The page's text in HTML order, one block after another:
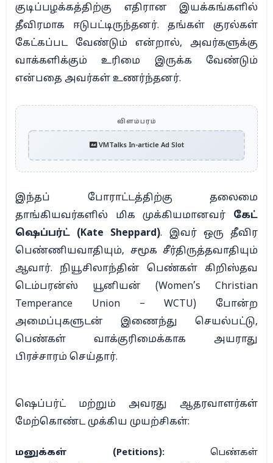
குடிப்பழக்கத்திற்கு எதிரான இயக்கங்களில்
தீவிரமாக ஈடுபட்டிருந்தனர். தங்கள் குரல்கள்
கேட்கப்பட வேண்டும் என்றால், அவர்களுக்கு
வாக்களிக்கும் உரிமை இருக்க வேண்டும்
என்பதை அவர்கள் உணர்ந்தனர்.
விளம்பரம்
VMTalks In-article Ad Slot
இந்தப் போராட்டத்திற்கு தலைமை
தாங்கியவர்களில் மிக முக்கியமானவர் கேட்
ஷெப்பர்ட் (Kate Sheppard). இவர் ஒரு தீவிர
பெண்ணியவாதியும், சமூக சீர்திருத்தவாதியும்
ஆவார். நியூசிலாந்தின் பெண்கள் கிறிஸ்தவ
டெம்பரன்ஸ் யூனியன் (Women’s Christian
Temperance Union – WCTU) போன்ற
அமைப்புகளுடன் இணைந்து செயல்பட்டு,
பெண்கள் வாக்குரிமைக்காக அயராது
பிரச்சாரம் செய்தார்.
ஷெப்பர்ட் மற்றும் அவரது ஆதரவாளர்கள்
மேற்கொண்ட முக்கிய முயற்சிகள்:
மனுக்கள் (Petitions): பெண்கள்